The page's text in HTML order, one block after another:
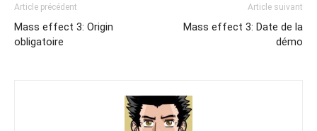
Article précédent
Mass effect 3: Origin
obligatoire
Article suivant
Mass effect 3: Date de la
démo